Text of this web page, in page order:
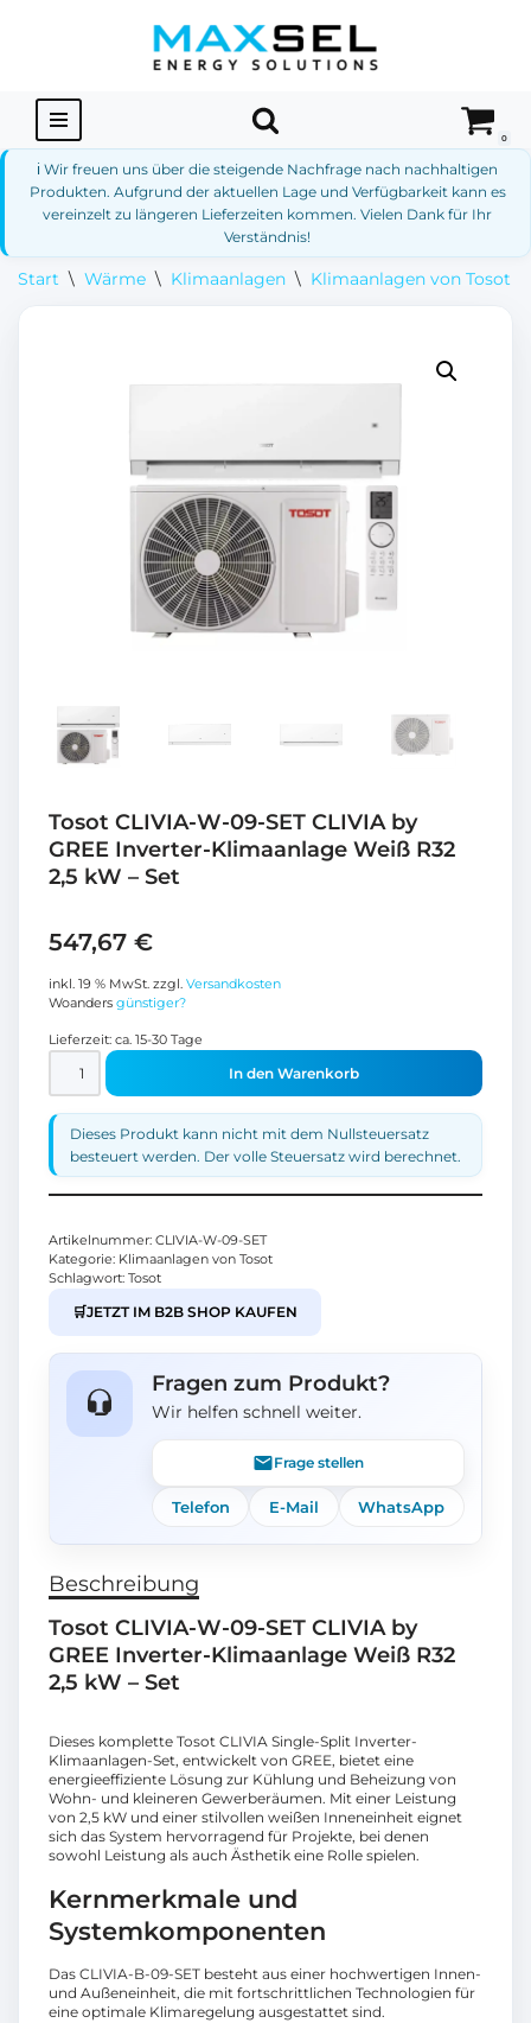
springen
0
ℹ️ Wir freuen uns über die steigende Nachfrage nach nachhaltigen
Produkten. Aufgrund der aktuellen Lage und Verfügbarkeit kann es
vereinzelt zu längeren Lieferzeiten kommen. Vielen Dank für Ihr
Verständnis!
Start \ Wärme \ Klimaanlagen \ Klimaanlagen von Tosot
Tosot CLIVIA-W-09-SET CLIVIA by
GREE Inverter-Klimaanlage Weiß R32
2,5 kW – Set
547,67 €
inkl. 19 % MwSt. zzgl. Versandkosten
Woanders günstiger?
Lieferzeit: ca. 15-30 Tage
In den Warenkorb
Dieses Produkt kann nicht mit dem Nullsteuersatz
besteuert werden. Der volle Steuersatz wird berechnet.
Artikelnummer: CLIVIA-W-09-SET
Kategorie: Klimaanlagen von Tosot
Schlagwort: Tosot
🛒JETZT IM B2B SHOP KAUFEN
Fragen zum Produkt?
Wir helfen schnell weiter.
Frage stellen
Telefon E-Mail WhatsApp
Beschreibung
Tosot CLIVIA-W-09-SET CLIVIA by
GREE Inverter-Klimaanlage Weiß R32
2,5 kW – Set
Dieses komplette Tosot CLIVIA Single-Split Inverter-
Klimaanlagen-Set, entwickelt von GREE, bietet eine
energieeffiziente Lösung zur Kühlung und Beheizung von
Wohn- und kleineren Gewerberäumen. Mit einer Leistung
von 2,5 kW und einer stilvollen weißen Inneneinheit eignet
sich das System hervorragend für Projekte, bei denen
sowohl Leistung als auch Ästhetik eine Rolle spielen.
Kernmerkmale und
Systemkomponenten
Das CLIVIA-B-09-SET besteht aus einer hochwertigen Innen-
und Außeneinheit, die mit fortschrittlichen Technologien für
eine optimale Klimaregelung ausgestattet sind.